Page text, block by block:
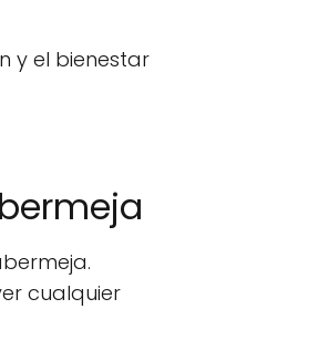
y el bienestar
cualquier